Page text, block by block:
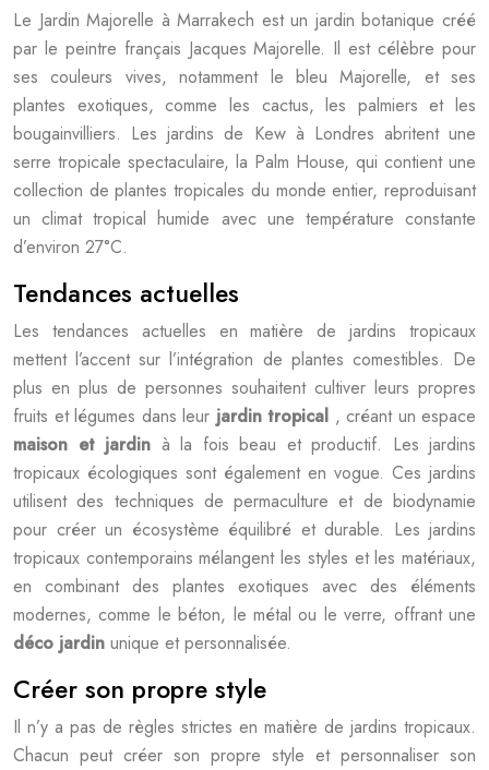
Le Jardin Majorelle à Marrakech est un jardin botanique créé
par le peintre français Jacques Majorelle. Il est célèbre pour
ses couleurs vives, notamment le bleu Majorelle, et ses
plantes exotiques, comme les cactus, les palmiers et les
bougainvilliers. Les jardins de Kew à Londres abritent une
serre tropicale spectaculaire, la Palm House, qui contient une
collection de plantes tropicales du monde entier, reproduisant
un climat tropical humide avec une température constante
d’environ 27°C.
Tendances actuelles
Les tendances actuelles en matière de jardins tropicaux
mettent l’accent sur l’intégration de plantes comestibles. De
plus en plus de personnes souhaitent cultiver leurs propres
fruits et légumes dans leur jardin tropical , créant un espace
maison et jardin à la fois beau et productif. Les jardins
tropicaux écologiques sont également en vogue. Ces jardins
utilisent des techniques de permaculture et de biodynamie
pour créer un écosystème équilibré et durable. Les jardins
tropicaux contemporains mélangent les styles et les matériaux,
en combinant des plantes exotiques avec des éléments
modernes, comme le béton, le métal ou le verre, offrant une
déco jardin unique et personnalisée.
Créer son propre style
Il n’y a pas de règles strictes en matière de jardins tropicaux.
Chacun peut créer son propre style et personnaliser son